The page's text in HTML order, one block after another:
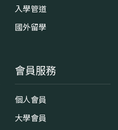
入學管道
國外留學
會員服務
個人會員
大學會員